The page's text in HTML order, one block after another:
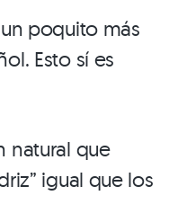
un poquito más
Esto sí es
natural que
igual que los